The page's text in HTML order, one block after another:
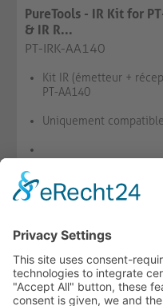
PureTools - IR Kit for
& IR R...
PT-IRK-AA140
Kit IR (émetteur +
PT-AA140
Uniquement
DISPONIBLE